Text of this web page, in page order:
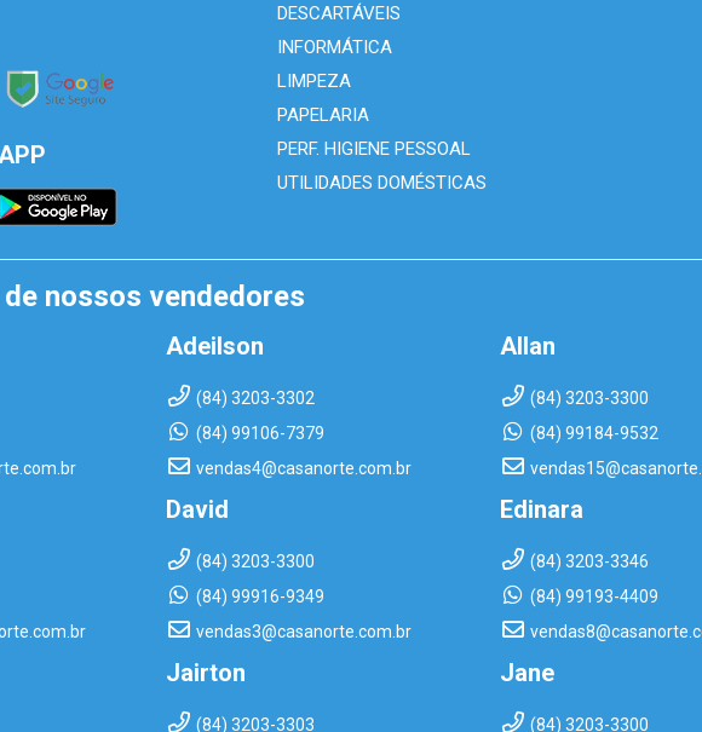
DESCARTÁVEIS
INFORMÁTICA
LIMPEZA
PAPELARIA
PERF. HIGIENE PESSOAL
UTILIDADES DOMÉSTICAS
nossos vendedores
Adeilson
(84) 3203-3302
(84) 99106-7379
vendas4@casanorte.com.br
Allan
(84) 3203-3300
(84) 99184-9532
David
(84) 3203-3300
(84) 99916-9349
vendas3@casanorte.com.br
Edinara
(84) 3203-3346
(84) 99193-4409
Jairton
(84) 3203-3303
Jane
(84) 3203-3300